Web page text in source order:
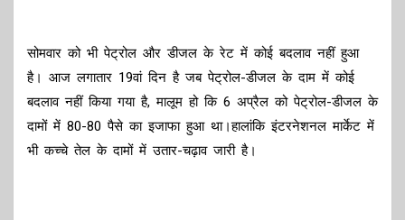
सोमवार को भी पेट्रोल और डीजल के रेट में कोई बदलाव नहीं हुआ
है। आज लगातार 19वां दिन है जब पेट्रोल-डीजल के दाम में कोई
बदलाव नहीं किया गया है, मालूम हो कि 6 अप्रैल को पेट्रोल-डीजल के
दामों में 80-80 पैसे का इजाफा हुआ था।हालांकि इंटरनेशनल मार्केट में
भी कच्चे तेल के दामों में उतार-चढ़ाव जारी है।